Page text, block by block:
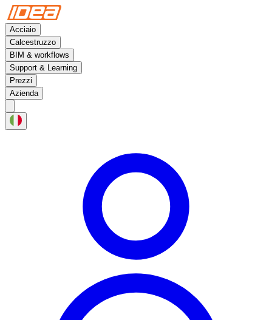
Acciaio
Calcestruzzo
BIM & workflows
Support & Learning
Prezzi
Azienda